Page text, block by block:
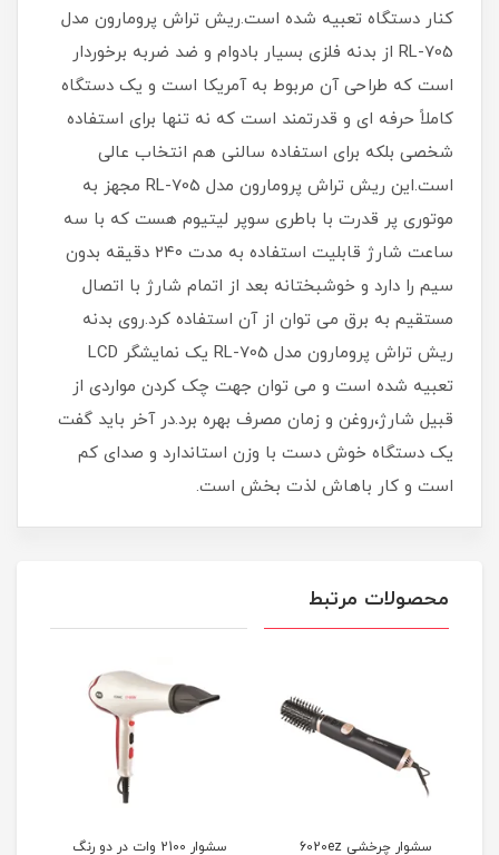
کنار دستگاه تعبیه شده است.ریش تراش پرومارون مدل
RL-705 از بدنه فلزی بسیار بادوام و ضد ضربه برخوردار
است که طراحی آن مربوط به آمریکا است و یک دستگاه
کاملاً حرفه ای و قدرتمند است که نه تنها برای استفاده
شخصی بلکه برای استفاده سالنی هم انتخاب عالی
است.این ریش تراش پرومارون مدل RL-705 مجهز به
موتوری پر قدرت با باطری سوپر لیتیوم هست که با سه
ساعت شارژ قابلیت استفاده به مدت ۲۴۰ دقیقه بدون
سیم را دارد و خوشبختانه بعد از اتمام شارژ با اتصال
مستقیم به برق می توان از آن استفاده کرد.روی بدنه
ریش تراش پرومارون مدل RL-705 یک نمایشگر LCD
تعبیه شده است و می توان جهت چک کردن مواردی از
قبیل شارژ،روغن و زمان مصرف بهره برد.در آخر باید گفت
یک دستگاه خوش دست با وزن استاندارد و صدای کم
است و کار باهاش لذت بخش است.
محصولات مرتبط
سشوار چرخشی 6020ez سشوار 2100 وات در دو رنگ